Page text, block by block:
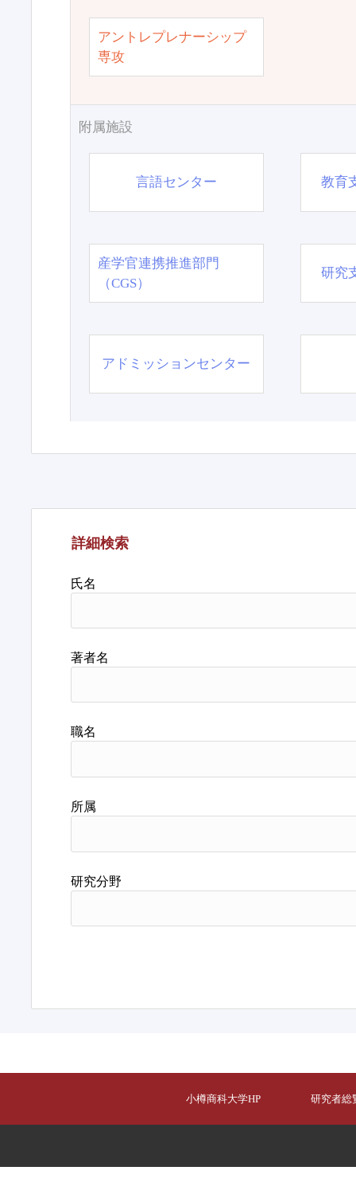
アントレプレナーシップ
専攻
附属施設
言語センター 教育
産学官連携推進部門
（CGS）
研究
アドミッションセンター
詳細検索
氏名
著者名
職名
所属
研究分野
小樽商科大学HP 研究者総